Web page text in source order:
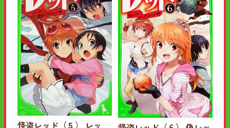
怪盗レッド（５） レッ